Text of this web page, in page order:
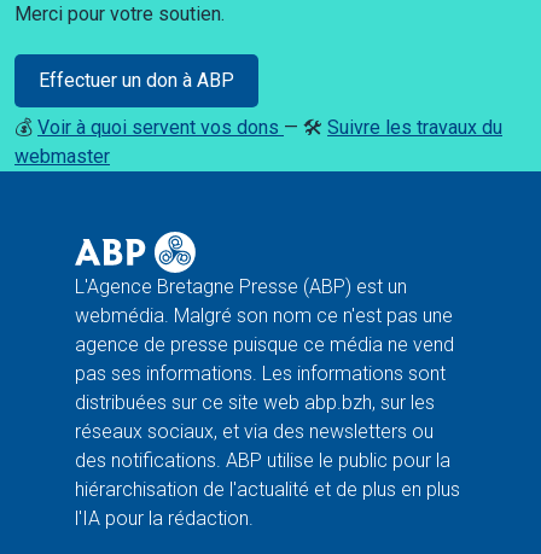
Merci pour votre soutien.
Effectuer un don à ABP
💰 Voir à quoi servent vos dons — 🛠️ Suivre les travaux du
webmaster
L'Agence Bretagne Presse (ABP) est un
webmédia. Malgré son nom ce n'est pas une
agence de presse puisque ce média ne vend
pas ses informations. Les informations sont
distribuées sur ce site web abp.bzh, sur les
réseaux sociaux, et via des newsletters ou
des notifications. ABP utilise le public pour la
hiérarchisation de l'actualité et de plus en plus
l'IA pour la rédaction.